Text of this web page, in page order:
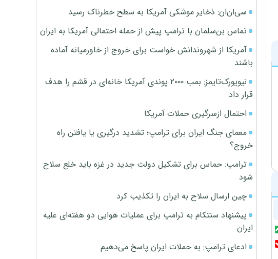
سی‌ان‌ان: ذخایر موشکی آمریکا به سطح خطرناک رسید
تماس بن‌سلمان با ترامپ پیش از حمله احتمالی آمریکا به ایران
آمریکا از شهروندانش خواست برای خروج از خاورمیانه آماده
باشند
نیویورک‌تایمز: بمب ۲۰۰۰ پوندی آمریکا خانه‌ای در قشم را هدف
قرار داد
احتمال ازسرگیری حملات آمریکا
معمای جنگ ایران برای ترامپ؛ تشدید درگیری یا یافتن راه
خروج؟
ترامپ: حماس برای تشکیل دولت جدید در غزه باید خلع سلاح
شود
چین ارسال سلاح به ایران را تکذیب کرد
پیشنهاد سنتکام به ترامپ برای عملیات هوایی دو هفته‌ای علیه
ایران
ادعای ترامپ: به حملات ایران پاسخ می‌دهیم